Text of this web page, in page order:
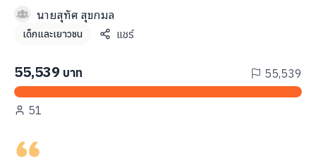
ภาษา: ไทย ENG
นายสุทัศ สุขกมล
เด็กและเยาวชน แชร์
55,539 บาท 55,539
51